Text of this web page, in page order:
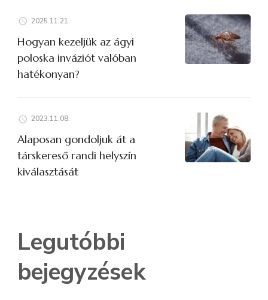
2025.11.21.
Hogyan kezeljük az ágyi
poloska inváziót valóban
hatékonyan?
2023.11.08.
Alaposan gondoljuk át a
társkereső randi helyszín
kiválasztását
Legutóbbi
bejegyzések